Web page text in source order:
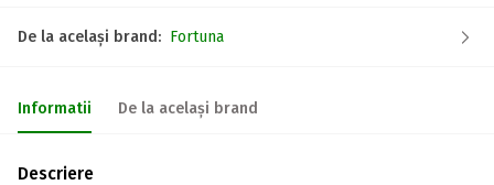
De la același brand: Fortuna
Informatii De la același brand
Descriere